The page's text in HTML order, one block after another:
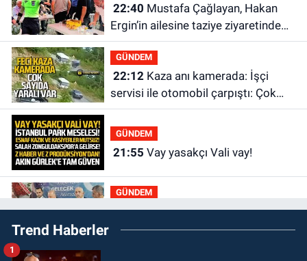
22:40
Ergin’in ailesine taziye ziyaretinde
bulundu
GÜNDEM
22:12Kaza anı kamerada: İşçi
servisi ile otomobil çarpıştı: Çok
sayıda yaralı var
GÜNDEM
21:55 Vay yasakçı Vali vay!
GÜNDEM
20:30MHP’de sandıklar açıldı yeni
başkan belli oldu
Trend Haberler
1